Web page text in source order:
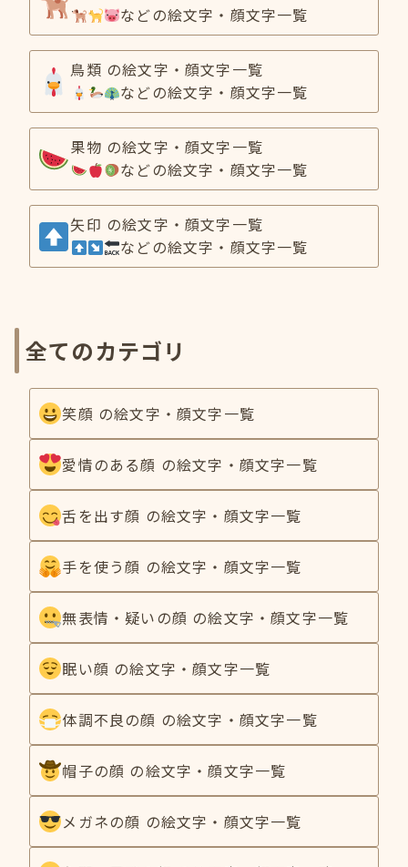
などの絵文字・顔文字一覧
鳥類 の絵文字・顔文字一覧
などの絵文字・顔文字一覧
果物 の絵文字・顔文字一覧
などの絵文字・顔文字一覧
矢印 の絵文字・顔文字一覧
などの絵文字・顔文字一覧
全てのカテゴリ
笑顔 の絵文字・顔文字一覧
愛情のある顔 の絵文字・顔文字一覧
舌を出す顔 の絵文字・顔文字一覧
手を使う顔 の絵文字・顔文字一覧
無表情・疑いの顔 の絵文字・顔文字一覧
眠い顔 の絵文字・顔文字一覧
体調不良の顔 の絵文字・顔文字一覧
帽子の顔 の絵文字・顔文字一覧
メガネの顔 の絵文字・顔文字一覧